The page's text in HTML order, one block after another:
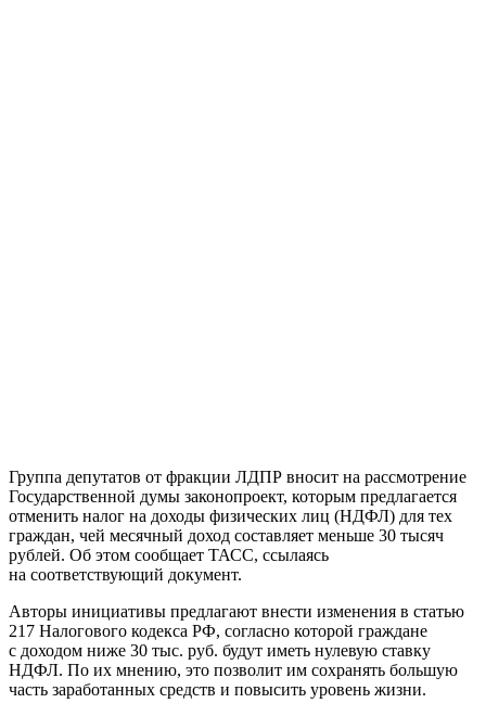
Группа депутатов от фракции ЛДПР вносит на рассмотрение
Государственной думы законопроект, которым предлагается
отменить налог на доходы физических лиц (НДФЛ) для тех
граждан, чей месячный доход составляет меньше 30 тысяч
рублей. Об этом сообщает ТАСС, ссылаясь
на соответствующий документ.
Авторы инициативы предлагают внести изменения в статью
217 Налогового кодекса РФ, согласно которой граждане
с доходом ниже 30 тыс. руб. будут иметь нулевую ставку
НДФЛ. По их мнению, это позволит им сохранять большую
часть заработанных средств и повысить уровень жизни.